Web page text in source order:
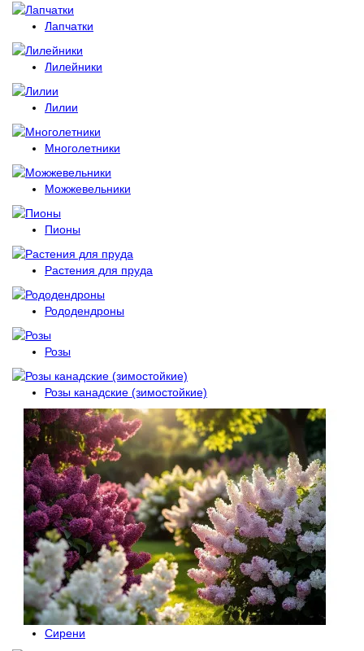
Лапчатки
Лилейники
Лилии
Многолетники
Можжевельники
Пионы
Растения для пруда
Рододендроны
Розы
Розы канадские (зимостойкие)
Сирени